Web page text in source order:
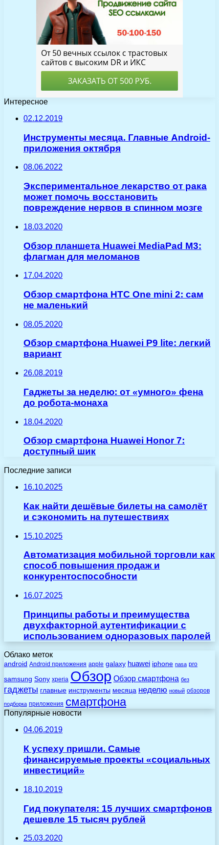
Интересное
02.12.2019
Инструменты месяца. Главные Android-
приложения октября
08.06.2022
Экспериментальное лекарство от рака
может помочь восстановить
повреждение нервов в спинном мозге
18.03.2020
Обзор планшета Huawei MediaPad M3:
флагман для меломанов
17.04.2020
Обзор смартфона HTC One mini 2: сам
не маленький
08.05.2020
Обзор смартфона Huawei P9 lite: легкий
вариант
26.08.2019
Гаджеты за неделю: от «умного» фена
до робота-монаха
18.04.2020
Обзор смартфона Huawei Honor 7:
доступный шик
Последние записи
16.10.2025
Как найти дешёвые билеты на самолёт
и сэкономить на путешествиях
15.10.2025
Автоматизация мобильной торговли как
способ повышения продаж и
конкурентоспособности
16.07.2025
Принципы работы и преимущества
двухфакторной аутентификации с
использованием одноразовых паролей
Облако меток
android Android приложения apple galaxy huawei iphone nasa pro
samsung Sony xperia Обзор Обзор смартфона без
гаджеты главные инструменты месяца неделю новый обзоров
подборка приложения смартфона
Популярные новости
04.06.2019
К успеху пришли. Самые
финансируемые проекты «социальных
инвестиций»
18.10.2019
Гид покупателя: 15 лучших смартфонов
дешевле 15 тысяч рублей
25.03.2020